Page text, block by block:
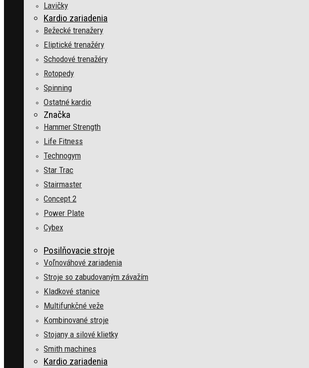
Lavičky
Kardio zariadenia
Bežecké trenažery
Eliptické trenažéry
Schodové trenažéry
Rotopedy
Spinning
Ostatné kardio
Značka
Hammer Strength
Life Fitness
Technogym
Star Trac
Stairmaster
Concept 2
Power Plate
Cybex
Posilňovacie stroje
Voľnováhové zariadenia
Stroje so zabudovaným závažím
Kladkové stanice
Multifunkčné veže
Kombinované stroje
Stojany a silové klietky
Smith machines
Kardio zariadenia